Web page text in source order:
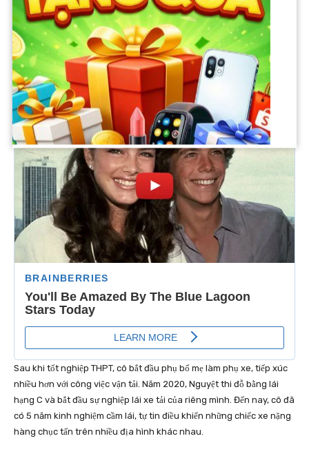
Sau khi tốt nghiệp THPT, cô bắt đầu phụ bố mẹ làm phụ xe, tiếp xúc
nhiều hơn với công việc vận tải. Năm 2020, Nguyệt thi đỗ bằng lái
hạng C và bắt đầu sự nghiệp lái xe tải của riêng mình. Đến nay, cô đã
có 5 năm kinh nghiệm cầm lái, tự tin điều khiển những chiếc xe nặng
hàng chục tấn trên nhiều địa hình khác nhau.